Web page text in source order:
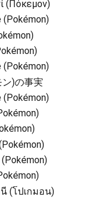
(Πόκεμον)
)の事実
(โปเกมอน)